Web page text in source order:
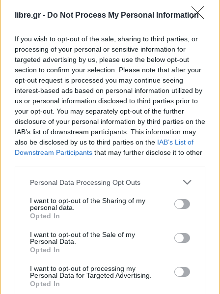
libre.gr - Do Not Process My Personal Information
If you wish to opt-out of the sale, sharing to third parties, or
processing of your personal or sensitive information for
targeted advertising by us, please use the below opt-out
section to confirm your selection. Please note that after your
opt-out request is processed you may continue seeing
interest-based ads based on personal information utilized by
us or personal information disclosed to third parties prior to
your opt-out. You may separately opt-out of the further
disclosure of your personal information by third parties on the
IAB’s list of downstream participants. This information may
also be disclosed by us to third parties on the IAB’s List of
Downstream Participants that may further disclose it to other
Personal Data Processing Opt Outs
I want to opt-out of the Sharing of my
personal data.
Opted In
I want to opt-out of the Sale of my
Personal Data.
Opted In
I want to opt-out of processing my
Personal Data for Targeted Advertising.
Opted In
αίθουσα.
Οι ποινές για διεύθυνση της εγκληματικής
οργάνωσης είναι οι ακόλουθες:
Νίκος Μιχαλολιάκος: 13 χρόνια
Ηλίας Κασιδιάρης: 13 χρόνια
Γιάννης Λαγός: 13 χρόνια
Γιώργος Γερμενής: 13 χρόνια
Χρήστος Παππάς: 13 χρόνια
Ηλία Παναγιώταρος: 13 χρόνια
Αρτέμης Ματθαιόπουλος: 10 χρόνια
Για ένταξη στην εγκληματική οργάνωση οι ποινές
που επιβλήθηκαν είναι:
Νίκος Μίχος: 5 έτη φυλάκιση
Ευστάθιος Μπούκουρας: 5 έτη φυλάκιση
Αντώνης Γρέγος: 5 φυλάκιση
Παναγιώτης Ηλιόπουλος: 7 έτη κάθειρξη